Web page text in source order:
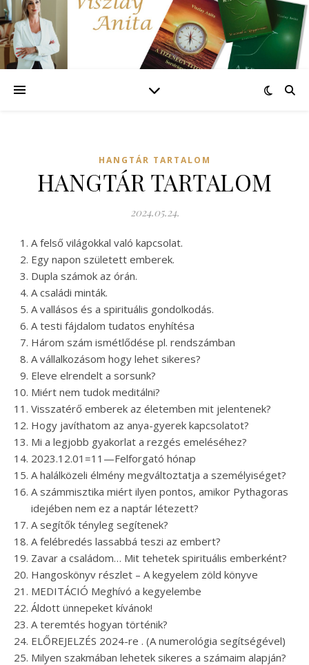
HANGTÁR TARTALOM
HANGTÁR TARTALOM
2024.05.24.
A felső világokkal való kapcsolat.
Egy napon született emberek.
Dupla számok az órán.
A családi minták.
A vallásos és a spirituális gondolkodás.
A testi fájdalom tudatos enyhítésa
Három szám ismétlődése pl. rendszámban
A vállalkozásom hogy lehet sikeres?
Eleve elrendelt a sorsunk?
Miért nem tudok meditálni?
Visszatérő emberek az életemben mit jelentenek?
Hogy javíthatom az anya-gyerek kapcsolatot?
Mi a legjobb gyakorlat a rezgés emeléséhez?
2023.12.01=11—Felforgató hónap
A halálközeli élmény megváltoztatja a személyiséget?
A számmisztika miért ilyen pontos, amikor Pythagoras
idejében nem ez a naptár létezett?
A segítők tényleg segítenek?
A felébredés lassabbá teszi az embert?
Zavar a családom… Mit tehetek spirituális emberként?
Hangoskönyv részlet – A kegyelem zöld könyve
MEDITÁCIÓ Meghívó a kegyelembe
Áldott ünnepeket kívánok!
A teremtés hogyan történik?
ELŐREJELZÉS 2024-re . (A numerológia segítségével)
Milyen szakmában lehetek sikeres a számaim alapján?